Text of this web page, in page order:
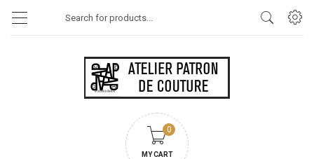
search
0
MY CART